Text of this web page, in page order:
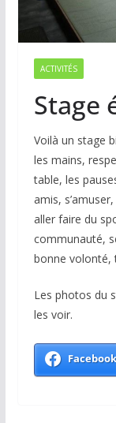
ACTIVITÉS
Stage
Voilà un stage
les mains,
table, les
amis,
aller faire du
communauté,
bonne volonté,
Les photos du
les voir.